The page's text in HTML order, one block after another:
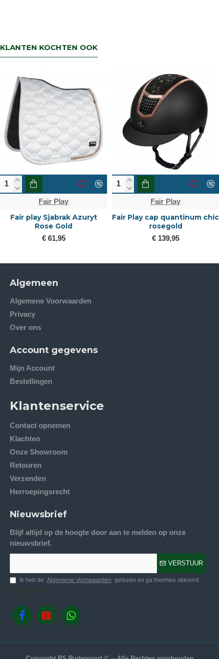
KLANTEN KOCHTEN OOK
Fair Play
Fair play Sjabrak Azuryt
Rose Gold
€ 61,95
Fair Play
Fair Play cap quantinum chic
rosegold
€ 139,95
Algemeen
Algemene Voorwaarden
Privacy
Over ons
Account gegevens
Mijn Account
Bestellingen
Klantenservice
Contact opnemen
Klachten
Onze Showroom
Retouren
Verzenden
Herroepingsrecht
Nieuwsbrief
Blijf altijd op de hoogte door aan te melden op onze
nieuwsbrief.
VERSTUUR
Ik heb de Algemene Voorwaarden gelezen en ga hiermee akkoord